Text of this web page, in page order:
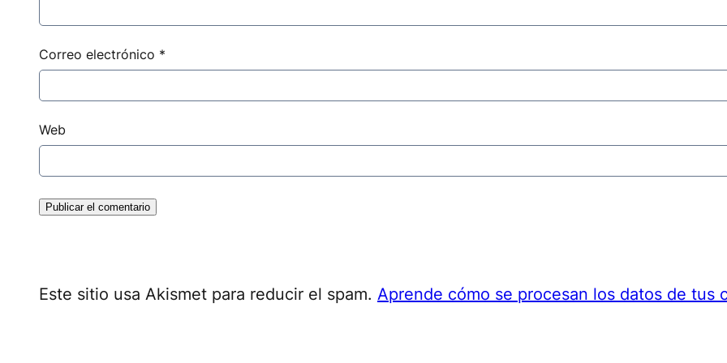
Correo electrónico *
Web
Este sitio usa Akismet para reducir el spam. Aprende cómo se procesan los datos de tus